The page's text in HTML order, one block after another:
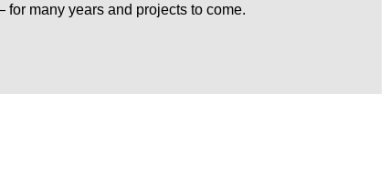
many years and projects to come.